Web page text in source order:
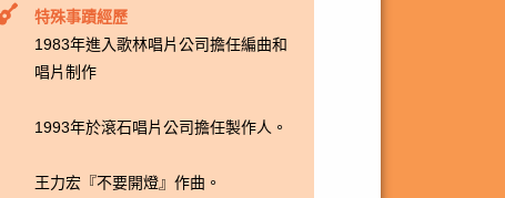
特殊事蹟經歷
1983年進入歌林唱片公司擔任編曲和
唱片制作
1993年於滾石唱片公司擔任製作人。
王力宏『不要開燈』作曲。